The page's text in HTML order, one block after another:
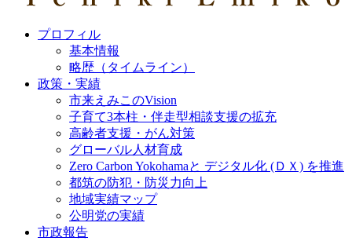
プロフィル
基本情報
略歴（タイムライン）
政策・実績
市来えみこのVision
子育て3本柱・伴走型相談支援の拡充
高齢者支援・がん対策
グローバル人材育成
Zero Carbon Yokohamaと デジタル化 (ＤＸ) を推進
都筑の防犯・防災力向上
地域実績マップ
公明党の実績
市政報告